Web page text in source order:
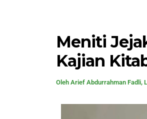
Meniti
Kajian
Oleh Arief Abdurrahman Fadli,